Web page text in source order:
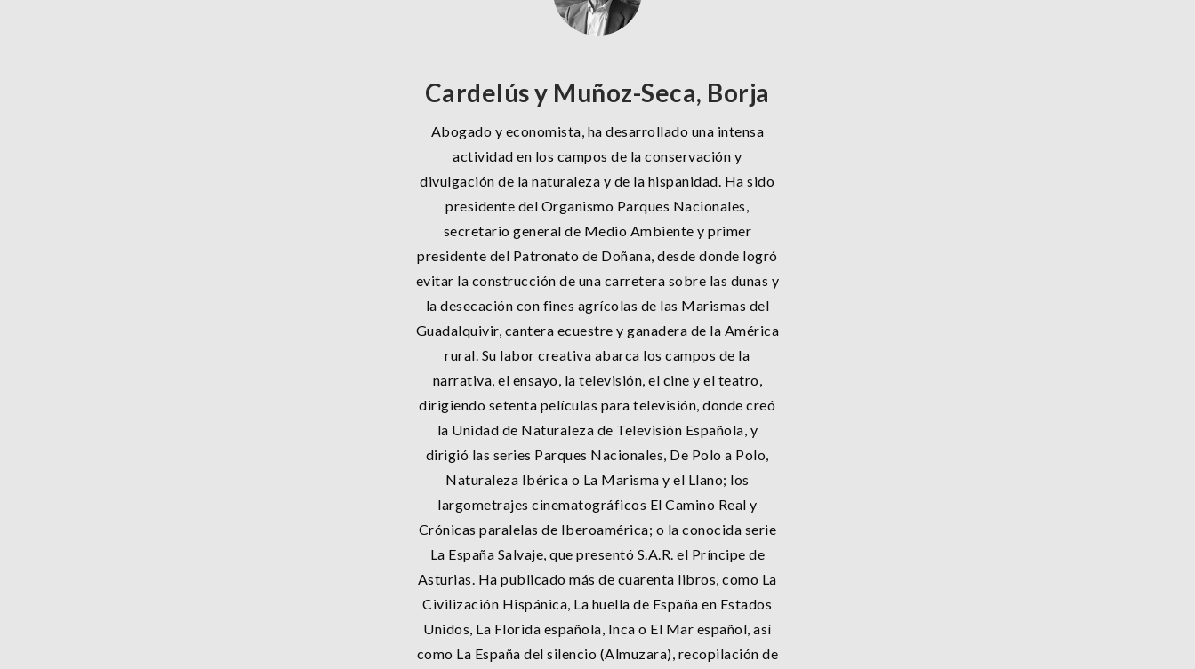
Cardelús y Muñoz-Seca, Borja
Abogado y economista, ha desarrollado una intensa
actividad en los campos de la conservación y
divulgación de la naturaleza y de la hispanidad. Ha sido
presidente del Organismo Parques Nacionales,
secretario general de Medio Ambiente y primer
presidente del Patronato de Doñana, desde donde logró
evitar la construcción de una carretera sobre las dunas y
la desecación con fines agrícolas de las Marismas del
Guadalquivir, cantera ecuestre y ganadera de la América
rural. Su labor creativa abarca los campos de la
narrativa, el ensayo, la televisión, el cine y el teatro,
dirigiendo setenta películas para televisión, donde creó
la Unidad de Naturaleza de Televisión Española, y
dirigió las series Parques Nacionales, De Polo a Polo,
Naturaleza Ibérica o La Marisma y el Llano; los
largometrajes cinematográficos El Camino Real y
Crónicas paralelas de Iberoamérica; o la conocida serie
La España Salvaje, que presentó S.A.R. el Príncipe de
Asturias. Ha publicado más de cuarenta libros, como La
Civilización Hispánica, La huella de España en Estados
Unidos, La Florida española, Inca o El Mar español, así
como La España del silencio (Almuzara), recopilación de